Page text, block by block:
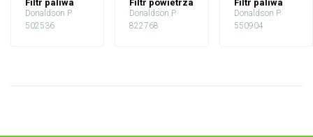
Filtr paliwa
Donaldson P
502536
Filtr powietrza
Donaldson P
822768
Filtr paliwa
Donaldson P
550904